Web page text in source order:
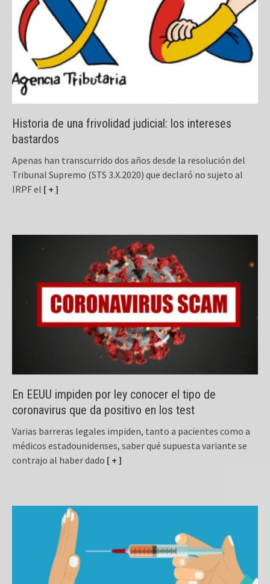
Historia de una frivolidad judicial: los intereses
bastardos
Apenas han transcurrido dos años desde la resolución del
Tribunal Supremo (STS 3.X.2020) que declaró no sujeto al
IRPF el [ + ]
En EEUU impiden por ley conocer el tipo de
coronavirus que da positivo en los test
Varias barreras legales impiden, tanto a pacientes como a
médicos estadounidenses, saber qué supuesta variante se
contrajo al haber dado [ + ]